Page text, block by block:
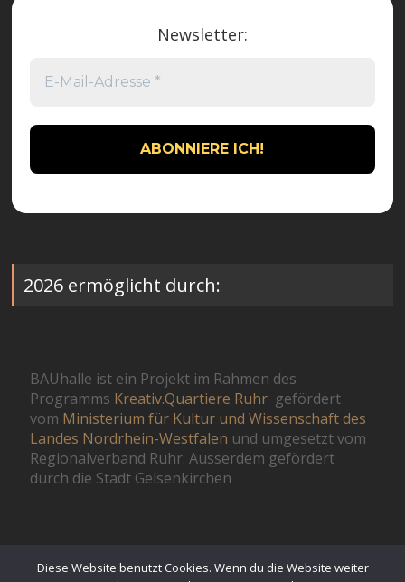
Newsletter:
2026 ermöglicht durch:
BAUhalle ist ein Projekt im Rahmen des
Programms Kreativ.Quartiere Ruhr gefördert
vom Ministerium für Kultur und Wissenschaft des
Landes Nordrhein-Westfalen und umgesetzt vom
Regionalverband Ruhr. Ausserdem gefördert
durch die Stadt Gelsenkirchen
© St.GeOrgel 2026
Diese Website benutzt Cookies. Wenn du die Website weiter